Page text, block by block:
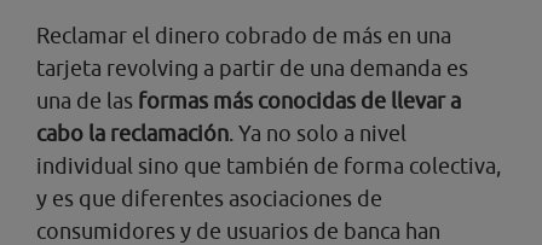
Reclamar el dinero cobrado de más en una
tarjeta revolving a partir de una demanda es
una de las formas más conocidas de llevar a
cabo la reclamación. Ya no solo a nivel
individual sino que también de forma colectiva,
y es que diferentes asociaciones de
consumidores y de usuarios de banca han